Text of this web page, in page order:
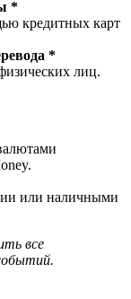
*
кредитных карт
*
лиц.
или наличными
все